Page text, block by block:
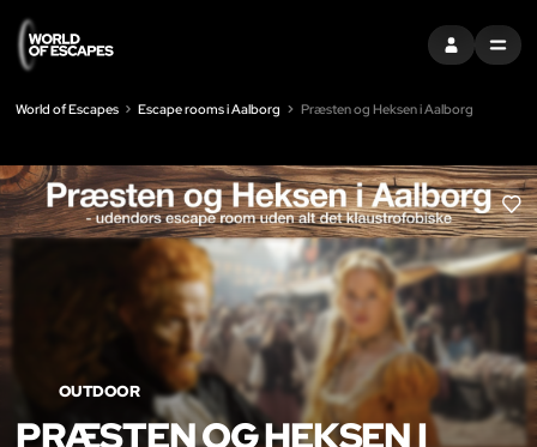
LOG INDMENU
World of Escapes Escape rooms i Aalborg Præsten og Heksen i Aalborg
LIKE
OUTDOOR
PRÆSTEN OG HEKSEN I